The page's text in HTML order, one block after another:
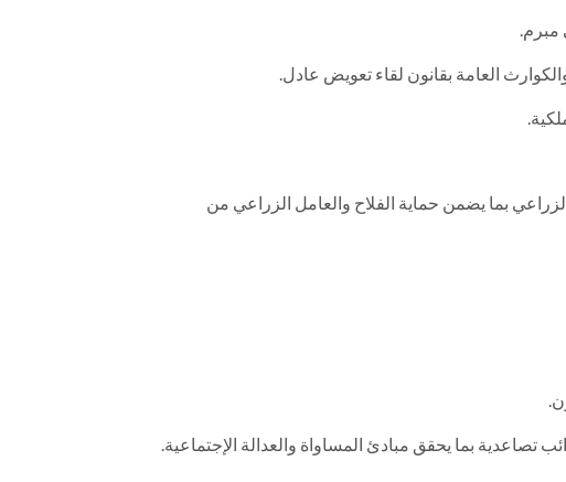
مبرم.
العامة بقانون لقاء تعويض عادل.
بما يضمن حماية الفلاح والعامل الزراعي من
بما يحقق مبادئ المساواة والعدالة الإجتماعية.